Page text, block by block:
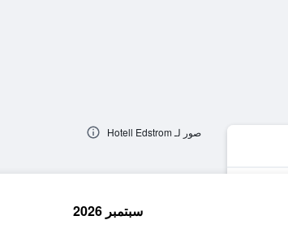
صور لـ Hotell Edstrom
سبتمبر 2026